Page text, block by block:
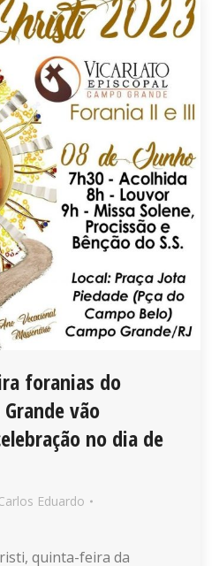
foranias do
vão
no dia de
Eduardo
quinta-feira da